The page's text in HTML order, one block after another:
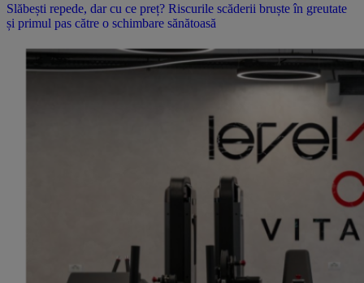
Slăbești repede, dar cu ce preț? Riscurile scăderii bruște în greutate
și primul pas către o schimbare sănătoasă